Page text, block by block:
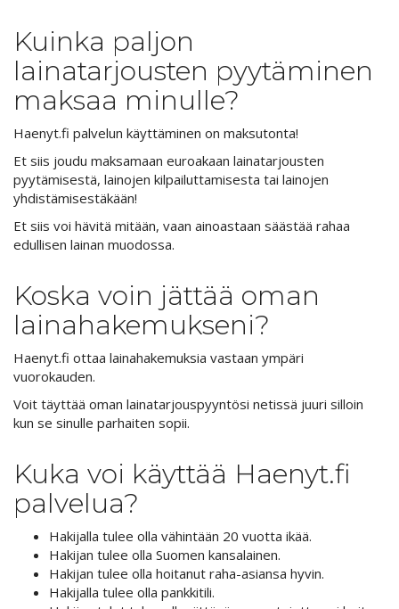
Kuinka paljon
lainatarjousten pyytäminen
maksaa minulle?
Haenyt.fi palvelun käyttäminen on maksutonta!
Et siis joudu maksamaan euroakaan lainatarjousten
pyytämisestä, lainojen kilpailuttamisesta tai lainojen
yhdistämisestäkään!
Et siis voi hävitä mitään, vaan ainoastaan säästää rahaa
edullisen lainan muodossa.
Koska voin jättää oman
lainahakemukseni?
Haenyt.fi ottaa lainahakemuksia vastaan ympäri
vuorokauden.
Voit täyttää oman lainatarjouspyyntösi netissä juuri silloin
kun se sinulle parhaiten sopii.
Kuka voi käyttää Haenyt.fi
palvelua?
Hakijalla tulee olla vähintään 20 vuotta ikää.
Hakijan tulee olla Suomen kansalainen.
Hakijan tulee olla hoitanut raha-asiansa hyvin.
Hakijalla tulee olla pankkitili.